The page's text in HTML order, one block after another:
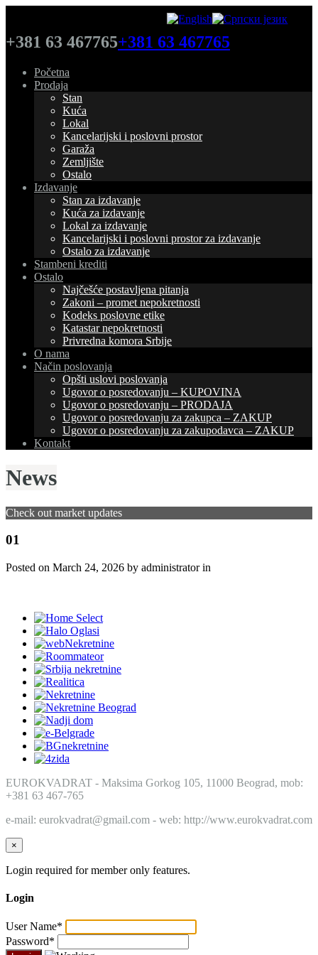
+381 63 467765+381 63 467765
Početna
Prodaja
Stan
Kuća
Lokal
Kancelarijski i poslovni prostor
Garaža
Zemljište
Ostalo
Izdavanje
Stan za izdavanje
Kuća za izdavanje
Lokal za izdavanje
Kancelarijski i poslovni prostor za izdavanje
Ostalo za izdavanje
Stambeni krediti
Ostalo
Najčešće postavljena pitanja
Zakoni – promet nepokretnosti
Kodeks poslovne etike
Katastar nepokretnosti
Privredna komora Srbije
O nama
Način poslovanja
Opšti uslovi poslovanja
Ugovor o posredovanju – KUPOVINA
Ugovor o posredovanju – PRODAJA
Ugovor o posredovanju za zakupca – ZAKUP
Ugovor o posredovanju za zakupodavca – ZAKUP
Kontakt
News
Check out market updates
01
Posted on March 24, 2026 by administrator in
EUROKVADRAT - Maksima Gorkog 105, 11000 Beograd, mob:
+381 63 467-765
e-mail: eurokvadrat@gmail.com - web: http://www.eurokvadrat.com
×
Login required for member only features.
Login
User Name*
Password*